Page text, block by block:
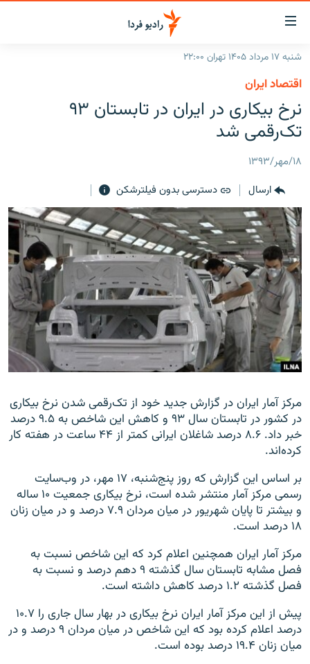
لینک‌های
قابلیت
دسترسی
بازگشت
منوی
اصلی
رفتن
صفحه
جستجو
جهان
برنامه‌های رادیویی
فرکانس‌ها
پادکست
چندرسانه‌ای
گزارش‌های تصویری
گزارش‌های ویدئویی
زنان فردا
English
به ما بپیوندید
شنبه ۱۷ مرداد ۱۴۰۵ تهران ۲۲:۰۰
اقتصاد ایران
نرخ بیکاری در ایران در تابستان ۹۳
تک‌رقمی شد
۱۸/مهر/۱۳۹۳
ارسال
دسترسی بدون فیلترشکن
مرکز آمار ایران در گزارش جدید خود از تک‌رقمی شدن نرخ بیکاری
در کشور در تابستان سال ۹۳ و کاهش این شاخص به ۹.۵ درصد
خبر داد. ۸.۶ درصد شاغلان ایرانی کمتر از ۴۴ ساعت در هفته کار
کرده‌اند.
بر اساس این گزارش که روز پنج‌شنبه، ۱۷ مهر، در وب‌سايت
رسمی مرکز آمار منتشر شده است، نرخ بيکاری جمعيت ۱۰ ساله
و بيشتر تا پايان شهریور در میان مردان ۷.۹ درصد و در میان زنان
۱۸ درصد است.
مرکز آمار ایران همچنین اعلام کرد که این شاخص نسبت به
فصل مشابه تابستان سال گذشته ۹ دهم درصد و نسبت به
فصل گذشته ۱.۲ درصد کاهش داشته است.
پیش از این مرکز آمار ایران نرخ بیکاری در بهار سال جاری را ۱۰.۷
درصد اعلام کرده بود که این شاخص در میان مردان ۹ درصد و در
میان زنان ۱۹.۴ درصد بوده است.